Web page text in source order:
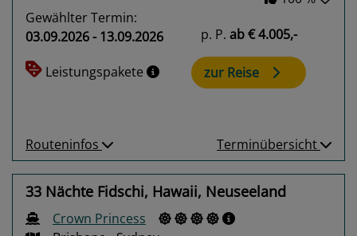
Gewählter Termin:
03.09.2026 - 13.09.2026
Leistungspakete
p. P. ab€ 4.005,-
zur Reise
Routeninfos Terminübersicht
33 Nächte Fidschi, Hawaii, Neuseeland
Crown Princess